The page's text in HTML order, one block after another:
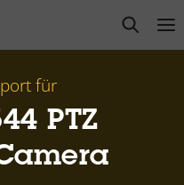
open
für
PTZ